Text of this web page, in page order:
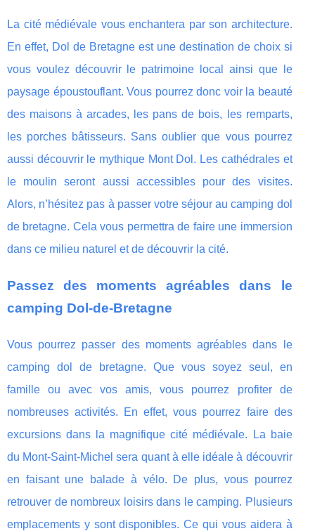
La cité médiévale vous enchantera par son architecture.
En effet, Dol de Bretagne est une destination de choix si
vous voulez découvrir le patrimoine local ainsi que le
paysage époustouflant. Vous pourrez donc voir la beauté
des maisons à arcades, les pans de bois, les remparts,
les porches bâtisseurs. Sans oublier que vous pourrez
aussi découvrir le mythique Mont Dol. Les cathédrales et
le moulin seront aussi accessibles pour des visites.
Alors, n’hésitez pas à passer votre séjour au camping dol
de bretagne. Cela vous permettra de faire une immersion
dans ce milieu naturel et de découvrir la cité.
Passez des moments agréables dans le
camping Dol-de-Bretagne
Vous pourrez passer des moments agréables dans le
camping dol de bretagne. Que vous soyez seul, en
famille ou avec vos amis, vous pourrez profiter de
nombreuses activités. En effet, vous pourrez faire des
excursions dans la magnifique cité médiévale. La baie
du Mont-Saint-Michel sera quant à elle idéale à découvrir
en faisant une balade à vélo. De plus, vous pourrez
retrouver de nombreux loisirs dans le camping. Plusieurs
emplacements y sont disponibles. Ce qui vous aidera à